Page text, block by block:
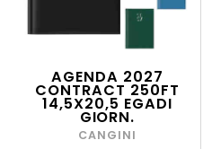
AGENDA 2027
CONTRACT 250FT
14,5X20,5 EGADI
GIORN.
CANGINI